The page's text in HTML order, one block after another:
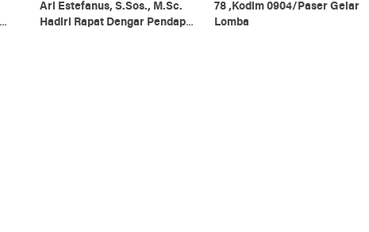
Ari Estefanus, S.Sos., M.Sc.
Hadiri Rapat Dengar Pendapat
78 ,Kodim 0904/Paser Gelar
Lomba